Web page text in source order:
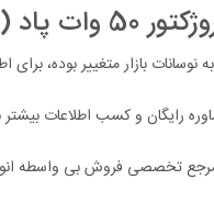
مشکی):
بازار متغییر بوده، برای
رایگان و کسب اطلاعات بیشتر
مرجع تخصصی فروش بی واسطه